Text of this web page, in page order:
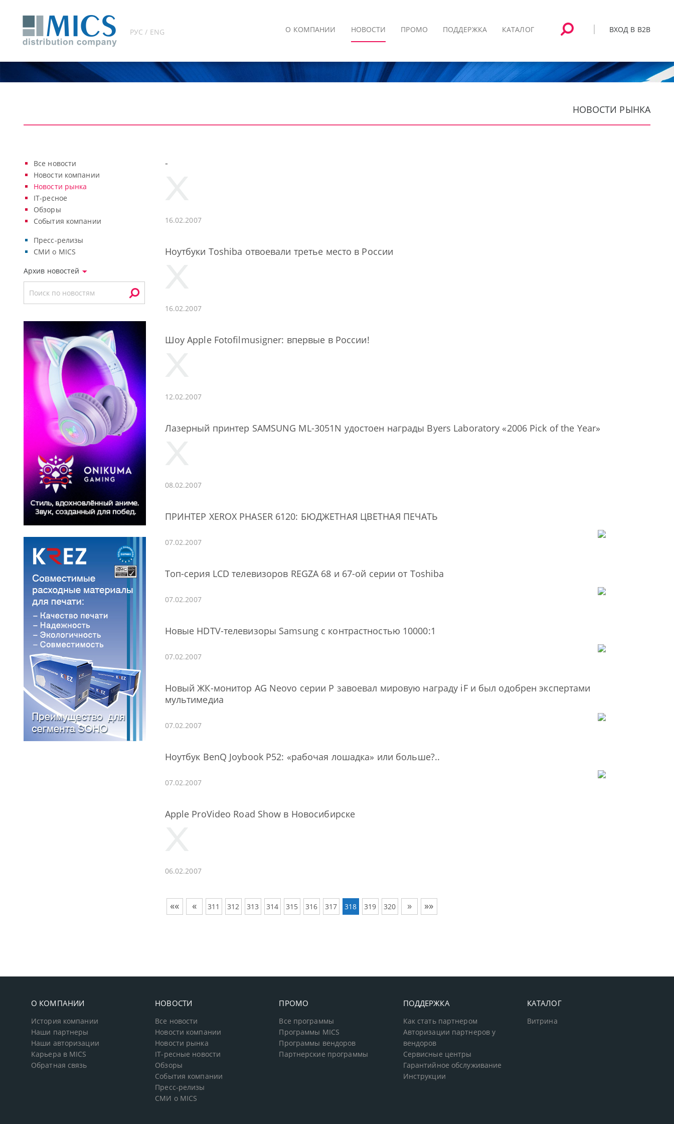
РУС / ENG ВХОД В B2B
О КОМПАНИИ НОВОСТИ ПРОМО ПОДДЕРЖКА КАТАЛОГ
НОВОСТИ РЫНКА
Все новости
Новости компании
Новости рынка
IT-ресное
Обзоры
События компании
Пресс-релизы
СМИ о MICS
Архив новостей
-
16.02.2007
Ноутбуки Toshiba отвоевали третье место в России
16.02.2007
Шоу Apple Fotofilmusigner: впервые в России!
12.02.2007
Лазерный принтер SAMSUNG ML-3051N удостоен награды Byers Laboratory «2006 Pick of the Year»
08.02.2007
ПРИНТЕР XEROX PHASER 6120: БЮДЖЕТНАЯ ЦВЕТНАЯ ПЕЧАТЬ
07.02.2007
Топ-серия LCD телевизоров REGZA 68 и 67-ой серии от Toshiba
07.02.2007
Новые HDTV-телевизоры Samsung с контрастностью 10000:1
07.02.2007
Новый ЖК-монитор AG Neovo серии P завоевал мировую награду iF и был одобрен экспертами
мультимедиа
07.02.2007
Ноутбук BenQ Joybook P52: «рабочая лошадка» или больше?..
07.02.2007
Apple ProVideo Road Show в Новосибирске
06.02.2007
«« « 311 312 313 314 315 316 317 318 319 320 » »»
О КОМПАНИИ
История компании
Наши партнеры
Наши авторизации
Карьера в MICS
Обратная связь
НОВОСТИ
Все новости
Новости компании
Новости рынка
IT-ресные новости
Обзоры
События компании
Пресс-релизы
СМИ о MICS
ПРОМО
Все программы
Программы MICS
Программы вендоров
Партнерские программы
ПОДДЕРЖКА
Как стать партнером
Авторизации партнеров у
вендоров
Сервисные центры
Гарантийное обслуживание
Инструкции
КАТАЛОГ
Витрина